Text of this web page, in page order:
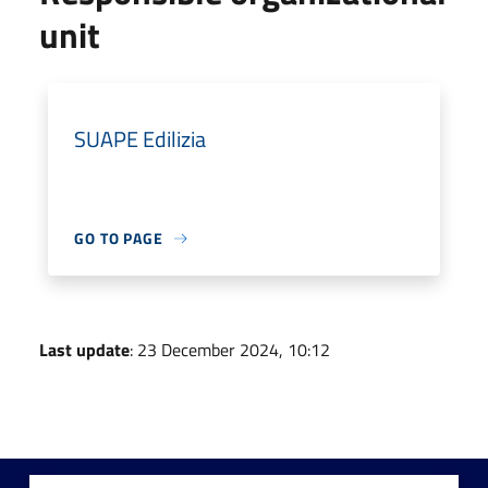
unit
SUAPE Edilizia
GO TO PAGE
Last update: 23 December 2024, 10:12